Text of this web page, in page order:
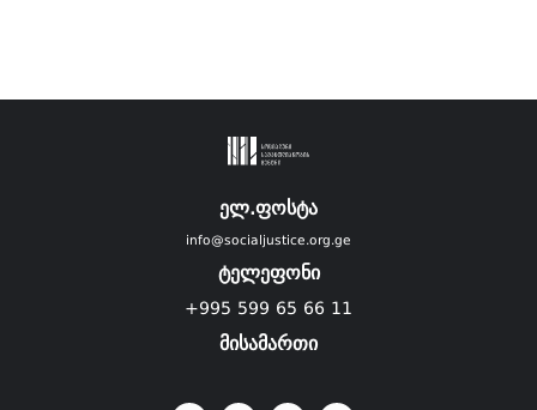
ელ.ფოსტა
info@socialjustice.org.ge
ტელეფონი
+995 599 65 66 11
მისამართი